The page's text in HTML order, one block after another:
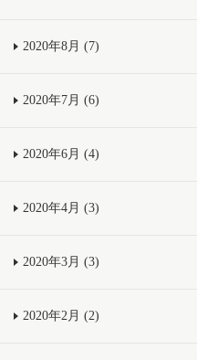
2020年8月 (7)
2020年7月 (6)
2020年6月 (4)
2020年4月 (3)
2020年3月 (3)
2020年2月 (2)